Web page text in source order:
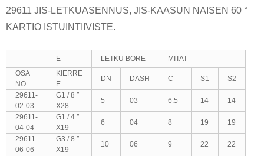
29611 JIS-LETKUASENNUS, JIS-KAASUN NAISEN 60 °
KARTIO ISTUINTIIVISTE.
E LETKU BORE
MITAT
OSA
NO.
KIERRE
E
DN DASH C S1
S2
29611-
02-03
G1 / 8 ″
X28
5 03 6.5 14
14
29611-
04-04
G1 / 4 ″
X19
6 04 8 19
19
29611-
06-06
G3 / 8 ″
X19
10 06 9 22
22